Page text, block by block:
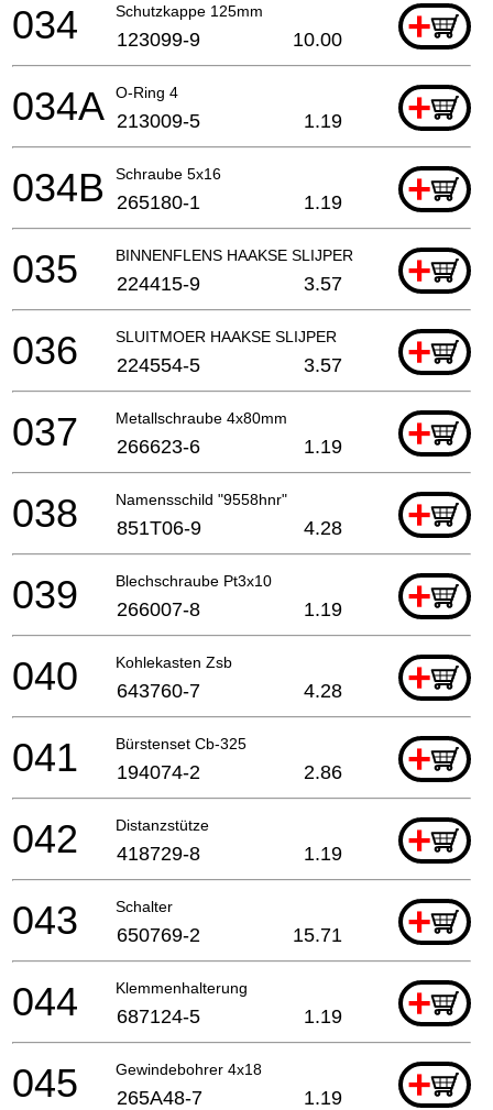
Schutzkappe 125mm +
034 123099-9 10.00
O-Ring 4 +
034A 213009-5 1.19
Schraube 5x16 +
034B 265180-1 1.19
BINNENFLENS HAAKSE SLIJPER EN +
035 224415-9 3.57
SLUITMOER HAAKSE SLIJPER +
036 224554-5 3.57
Metallschraube 4x80mm +
037 266623-6 1.19
Namensschild "9558hnr" +
038 851T06-9 4.28
Blechschraube Pt3x10 +
039 266007-8 1.19
Kohlekasten Zsb +
040 643760-7 4.28
Bürstenset Cb-325 +
041 194074-2 2.86
Distanzstütze +
042 418729-8 1.19
Schalter +
043 650769-2 15.71
Klemmenhalterung +
044 687124-5 1.19
Gewindebohrer 4x18 +
045 265A48-7 1.19